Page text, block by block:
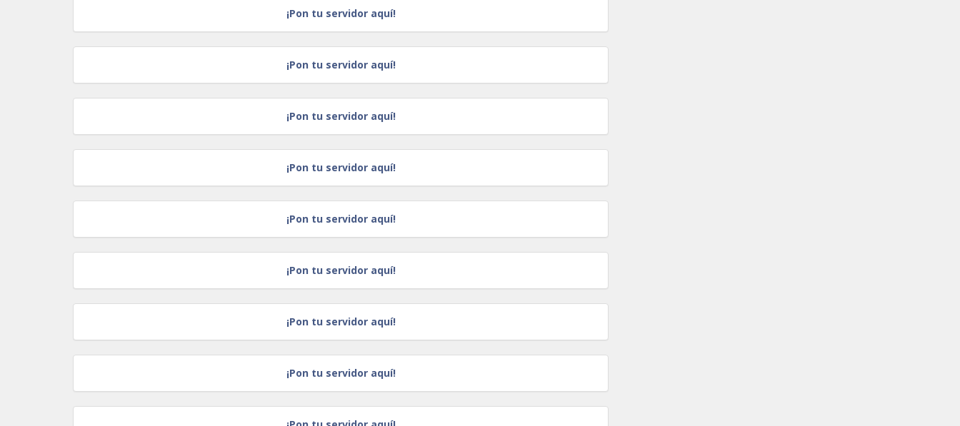
¡Pon tu servidor aquí!
¡Pon tu servidor aquí!
¡Pon tu servidor aquí!
¡Pon tu servidor aquí!
¡Pon tu servidor aquí!
¡Pon tu servidor aquí!
¡Pon tu servidor aquí!
¡Pon tu servidor aquí!